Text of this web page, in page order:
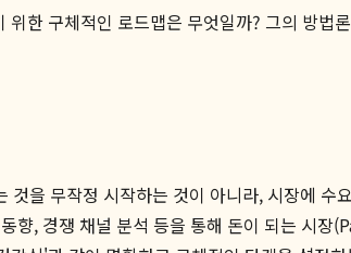
위한 구체적인 로드맵은 무엇일까? 그의 방법
을 무작정 시작하는 것이 아니라, 시장에
향, 경쟁 채널 분석 등을 통해 돈이 되는 시